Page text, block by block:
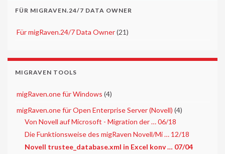
FÜR MIGRAVEN.24/7 DATA OWNER
Für migRaven.24/7 Data Owner(21)
MIGRAVEN TOOLS
migRaven.one für Windows (4)
migRaven.one für Open Enterprise Server (Novell) (4)
Von Novell auf Microsoft - Migration der … 06/18
Die Funktionsweise des migRaven Novell/Mi … 12/18
Novell trustee_database.xml in Excel konv … 07/04